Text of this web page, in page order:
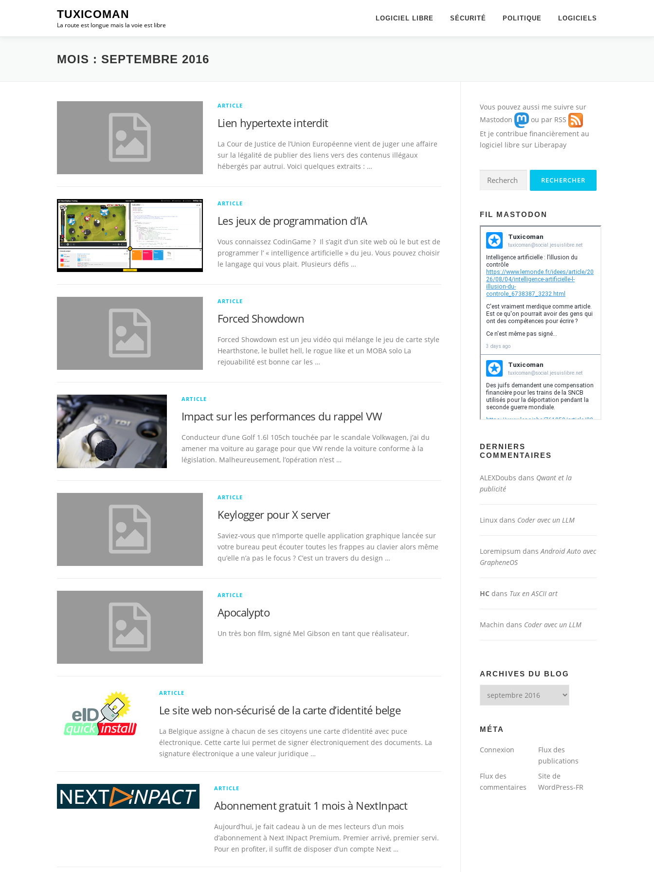
TUXICOMAN
La route est longue mais la voie est libre
LOGICIEL LIBRE SÉCURITÉ POLITIQUE LOGICIELS
MOIS : SEPTEMBRE 2016
ARTICLE
Lien hypertexte interdit
La Cour de Justice de l’Union Européenne vient de juger une affaire
sur la légalité de publier des liens vers des contenus illégaux
hébergés par autrui. Voici quelques extraits : …
ARTICLE
Les jeux de programmation d’IA
Vous connaissez CodinGame ? Il s’agit d’un site web où le but est de
programmer l’ « intelligence artificielle » du jeu. Vous pouvez choisir
le langage qui vous plait. Plusieurs défis …
ARTICLE
Forced Showdown
Forced Showdown est un jeu vidéo qui mélange le jeu de carte style
Hearthstone, le bullet hell, le rogue like et un MOBA solo La
rejouabilité est bonne car les …
ARTICLE
Impact sur les performances du rappel VW
Conducteur d’une Golf 1.6l 105ch touchée par le scandale Volkwagen, j’ai du
amener ma voiture au garage pour que VW rende la voiture conforme à la
législation. Malheureusement, l’opération n’est …
ARTICLE
Keylogger pour X server
Saviez-vous que n’importe quelle application graphique lancée sur
votre bureau peut écouter toutes les frappes au clavier alors même
qu’elle n’a pas le focus ? C’est un travers du design …
ARTICLE
Apocalypto
Un très bon film, signé Mel Gibson en tant que réalisateur.
ARTICLE
Le site web non-sécurisé de la carte d’identité belge
La Belgique assigne à chacun de ses citoyens une carte d’identité avec puce
électronique. Cette carte lui permet de signer électroniquement des documents. La
signature électronique a une valeur juridique …
ARTICLE
Abonnement gratuit 1 mois à NextInpact
Aujourd’hui, je fait cadeau à un de mes lecteurs d’un mois
d’abonnement à Next INpact Premium. Premier arrivé, premier servi.
Pour en profiter, il suffit de disposer d’un compte Next …
Vous pouvez aussi me suivre sur
Mastodon
ou par RSS
Et je contribue financièrement au
logiciel libre sur Liberapay
Rechercher :
FIL MASTODON
DERNIERS
COMMENTAIRES
ALEXDoubs dans Qwant et la
publicité
Linux dans Coder avec un LLM
Loremipsum dansAndroid Auto avec
GrapheneOS
HC dans Tux en ASCII art
Machin dans Coder avec un LLM
ARCHIVES DU BLOG
du
MÉTA
Connexion
Flux des
publications
Flux des
commentaires
Site de
WordPress-FR